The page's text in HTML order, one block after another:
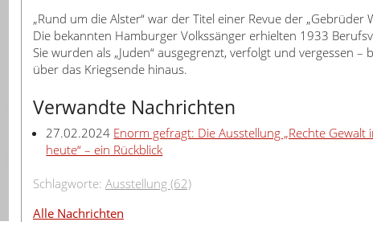
„Rund um die Alster“ war der Titel einer Revue der „Gebrüder
Die bekannten Hamburger Volkssänger erhielten 1933
Sie wurden als „Juden“ ausgegrenzt, verfolgt und vergessen –
über das Kriegsende hinaus.
Verwandte Nachrichten
27.02.2024 Enorm gefragt: Die Ausstellung „Rechte
heute“ – ein Rückblick
Schlagworte: Ausstellung (62)
Alle Nachrichten